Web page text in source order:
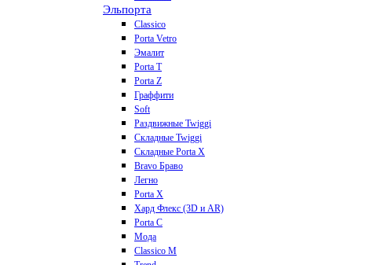
Эльпорта
Classico
Porta Vetro
Эмалит
Porta T
Porta Z
Граффити
Soft
Раздвижные Twiggi
Складные Twiggi
Складные Porta X
Bravo Браво
Легно
Porta X
Хард Флекс (3D и AR)
Porta C
Мода
Classico M